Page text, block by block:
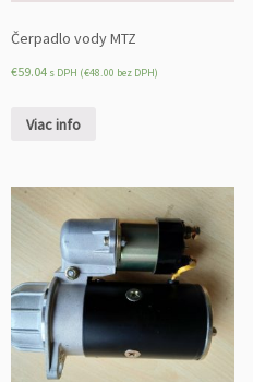
é
a
Čerpadlo vody MTZ
€59.04 s DPH (€48.00 bez DPH)
Viac info